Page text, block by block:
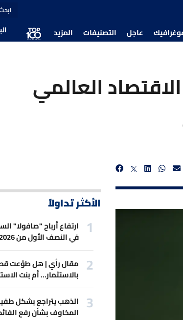
عاجل التصنيفات المزيد
العالمي
الأكثر تداولاً
في النصف الأول من 2026
مقال رأي | هل طوّعت
بالاستثمار... أم بنت
الذهب يتراجع بشكل
المخاوف بشأن رفع